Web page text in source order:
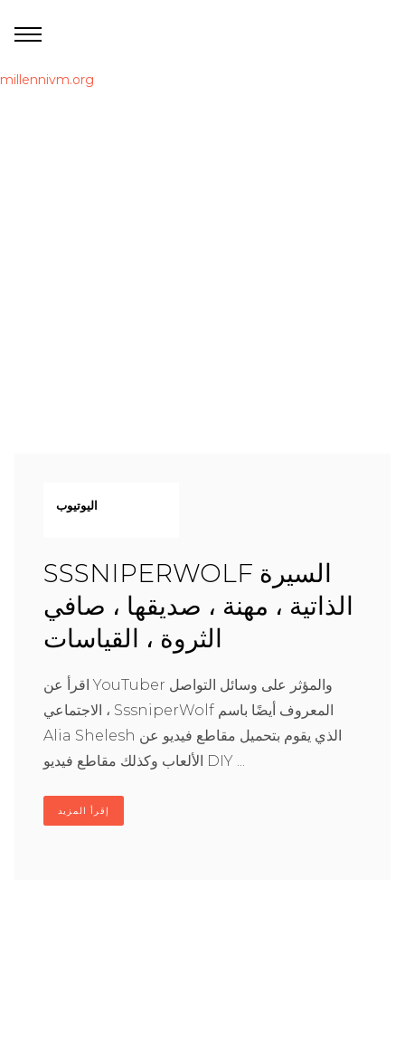
millennivm.org
اليوتيوب
SSSNIPERWOLF السيرة
الذاتية ، مهنة ، صديقها ، صافي
الثروة ، القياسات
اقرأ عن YouTuber والمؤثر على وسائل التواصل
الاجتماعي ، SssniperWolf المعروف أيضًا باسم
Alia Shelesh الذي يقوم بتحميل مقاطع فيديو عن
الألعاب وكذلك مقاطع فيديو DIY ...
إقرأ المزيد